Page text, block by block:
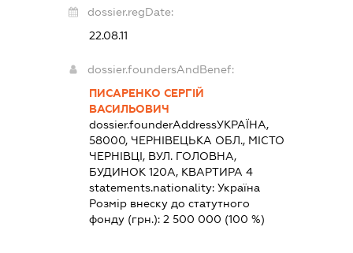
dossier.regDate:
22.08.11
dossier.foundersAndBenef:
ПИСАРЕНКО СЕРГІЙ
ВАСИЛЬОВИЧ
dossier.founderAddressУКРАЇНА,
58000, ЧЕРНІВЕЦЬКА ОБЛ., МІСТО
ЧЕРНІВЦІ, ВУЛ. ГОЛОВНА,
БУДИНОК 120А, КВАРТИРА 4
statements.nationality: Україна
Розмір внеску до статутного
фонду (грн.): 2 500 000 (100 %)